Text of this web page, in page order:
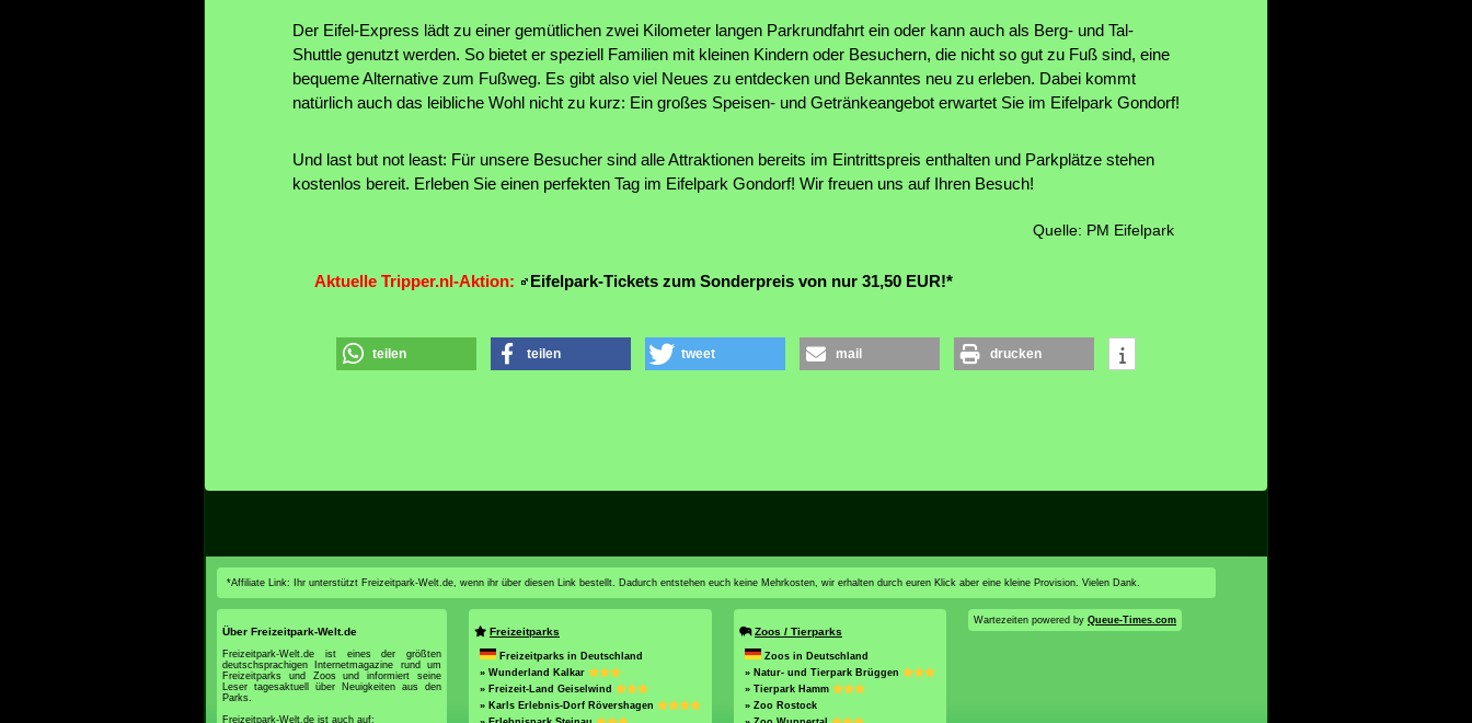
Der Eifel-Express lädt zu einer gemütlichen zwei Kilometer langen Parkrundfahrt ein oder kann auch als Berg- und Tal-
Shuttle genutzt werden. So bietet er speziell Familien mit kleinen Kindern oder Besuchern, die nicht so gut zu Fuß sind, eine
bequeme Alternative zum Fußweg. Es gibt also viel Neues zu entdecken und Bekanntes neu zu erleben. Dabei kommt
natürlich auch das leibliche Wohl nicht zu kurz: Ein großes Speisen- und Getränkeangebot erwartet Sie im Eifelpark Gondorf!
Und last but not least: Für unsere Besucher sind alle Attraktionen bereits im Eintrittspreis enthalten und Parkplätze stehen
kostenlos bereit. Erleben Sie einen perfekten Tag im Eifelpark Gondorf! Wir freuen uns auf Ihren Besuch!
Quelle: PM Eifelpark
Aktuelle Tripper.nl-Aktion: Eifelpark-Tickets zum Sonderpreis von nur 31,50 EUR!*
teilen teilen tweet mail drucken
*Affiliate Link: Ihr unterstützt Freizeitpark-Welt.de, wenn ihr über diesen Link bestellt. Dadurch entstehen euch keine Mehrkosten, wir erhalten durch euren Klick aber eine kleine Provision. Vielen Dank.
Über Freizeitpark-Welt.de
Freizeitpark-Welt.de ist eines der größten
deutschsprachigen Internetmagazine rund um
Freizeitparks und Zoos und informiert seine
Leser tagesaktuell über Neuigkeiten aus den
Parks.
Freizeitpark-Welt.de ist auch auf:
Freizeitparks
Freizeitparks in Deutschland
» Wunderland Kalkar
» Freizeit-Land Geiselwind
» Karls Erlebnis-Dorf Rövershagen
Zoos / Tierparks
Zoos in Deutschland
» Natur- und Tierpark Brüggen
» Tierpark Hamm
» Zoo Rostock
Wartezeiten powered by Queue-Times.com